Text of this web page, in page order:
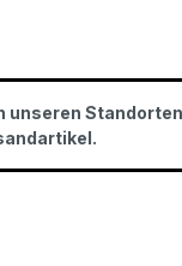
unseren